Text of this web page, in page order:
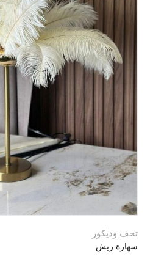
تحف وديكور
سهارة ريش